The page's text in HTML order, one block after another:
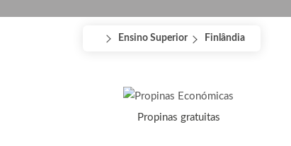
Ensino Superior Finlândia
Propinas gratuitas